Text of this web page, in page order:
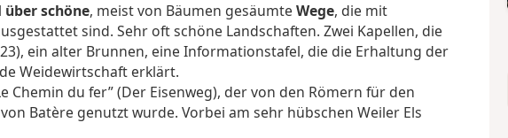
schöne, meist von Bäumen gesäumte Wege, die mit
sind. Sehr oft schöne Landschaften. Zwei Kapellen, die
ein alter Brunnen, eine Informationstafel, die die Erhaltung der
Weidewirtschaft erklärt.
Chemin du fer” (Der Eisenweg), der von den Römern für den
Batère genutzt wurde. Vorbei am sehr hübschen Weiler Els